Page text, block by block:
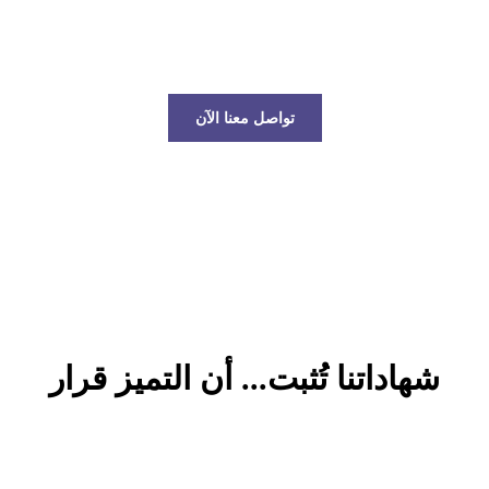
تواصل معنا الآن
شهاداتنا تُثبت... أن التميز قرار